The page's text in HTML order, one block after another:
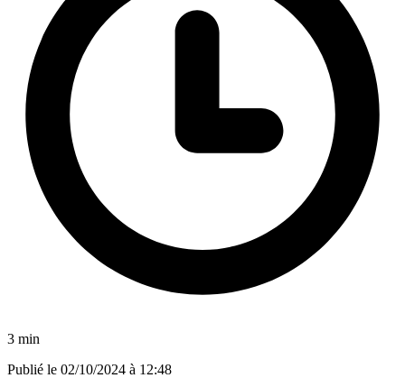
3 min
Publié le 02/10/2024 à 12:48